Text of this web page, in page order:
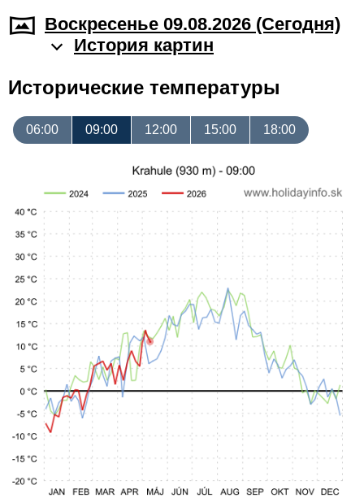
Воскресенье 09.08.2026 (Cегодня)
История картин
Исторические температуры
06:00 09:00 12:00 15:00 18:00